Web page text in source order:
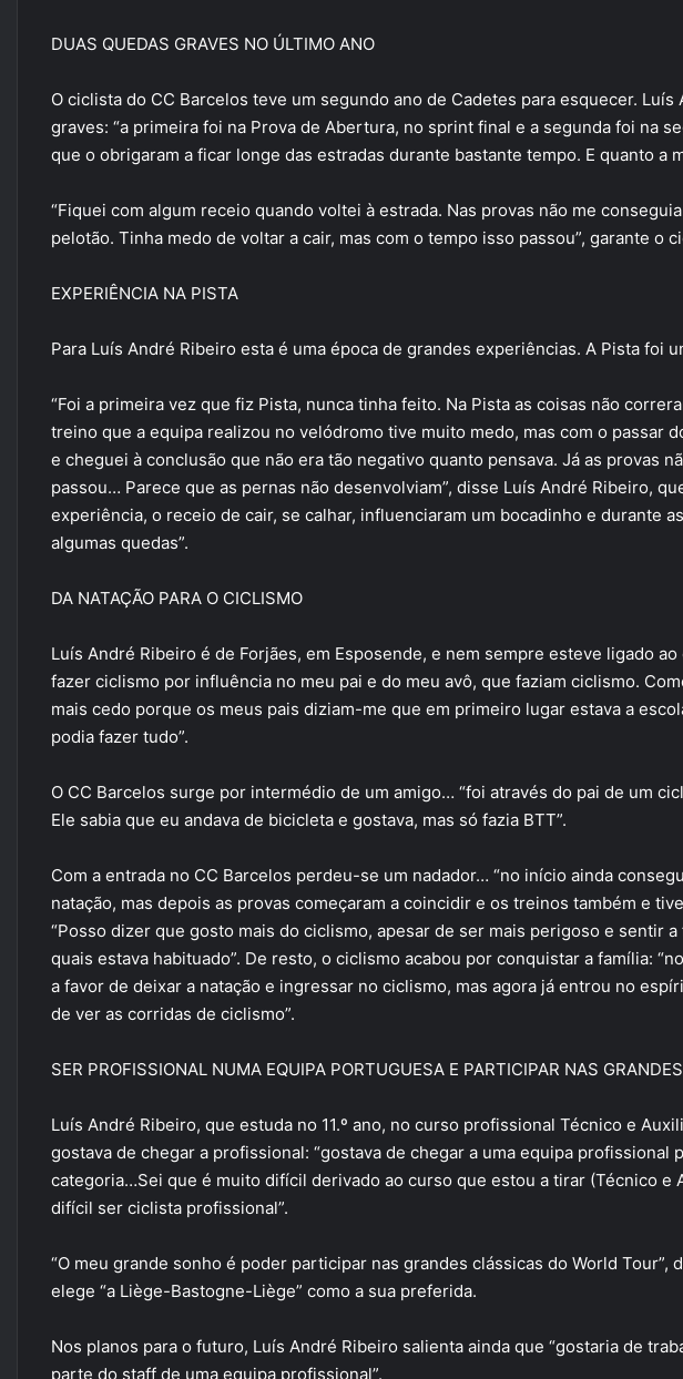
DUAS QUEDAS GRAVES NO ÚLTIMO ANO
O ciclista do CC Barcelos teve um segundo ano de Cadetes para esquecer.
graves: “a primeira foi na Prova de Abertura, no sprint final e a segunda foi na
que o obrigaram a ficar longe das estradas durante bastante tempo. E quanto a
“Fiquei com algum receio quando voltei à estrada. Nas provas não me
pelotão. Tinha medo de voltar a cair, mas com o tempo isso passou”, garante o
EXPERIÊNCIA NA PISTA
Para Luís André Ribeiro esta é uma época de grandes experiências. A Pista foi
“Foi a primeira vez que fiz Pista, nunca tinha feito. Na Pista as coisas não
treino que a equipa realizou no velódromo tive muito medo, mas com o passar
e cheguei à conclusão que não era tão negativo quanto pensava. Já as provas
passou… Parece que as pernas não desenvolviam”, disse Luís André Ribeiro,
experiência, o receio de cair, se calhar, influenciaram um bocadinho e durante
algumas quedas”.
DA NATAÇÃO PARA O CICLISMO
Luís André Ribeiro é de Forjães, em Esposende, e nem sempre esteve ligado
fazer ciclismo por influência no meu pai e do meu avô, que faziam ciclismo.
mais cedo porque os meus pais diziam-me que em primeiro lugar estava a
podia fazer tudo”.
O CC Barcelos surge por intermédio de um amigo… “foi através do pai de um
Ele sabia que eu andava de bicicleta e gostava, mas só fazia BTT”.
Com a entrada no CC Barcelos perdeu-se um nadador… “no início ainda
natação, mas depois as provas começaram a coincidir e os treinos também e
“Posso dizer que gosto mais do ciclismo, apesar de ser mais perigoso e sentir a
quais estava habituado”. De resto, o ciclismo acabou por conquistar a família:
a favor de deixar a natação e ingressar no ciclismo, mas agora já entrou no
de ver as corridas de ciclismo”.
SER PROFISSIONAL NUMA EQUIPA PORTUGUESA E PARTICIPAR NAS
Luís André Ribeiro, que estuda no 11.º ano, no curso profissional Técnico e
gostava de chegar a profissional: “gostava de chegar a uma equipa profissional
categoria…Sei que é muito difícil derivado ao curso que estou a tirar (Técnico e
difícil ser ciclista profissional”.
“O meu grande sonho é poder participar nas grandes clássicas do World Tour”,
elege “a Liège-Bastogne-Liège” como a sua preferida.
Nos planos para o futuro, Luís André Ribeiro salienta ainda que “gostaria de
parte do staff de uma equipa profissional”.